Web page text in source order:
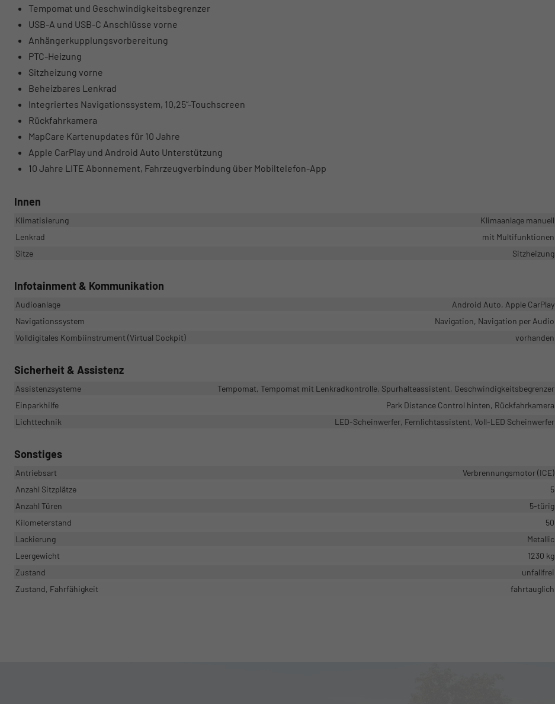
Tempomat und Geschwindigkeitsbegrenzer
USB-A und USB-C Anschlüsse vorne
Anhängerkupplungsvorbereitung
PTC-Heizung
Sitzheizung vorne
Beheizbares Lenkrad
Integriertes Navigationssystem, 10,25“-Touchscreen
Rückfahrkamera
MapCare Kartenupdates für 10 Jahre
Apple CarPlay und Android Auto Unterstützung
10 Jahre LITE Abonnement, Fahrzeugverbindung über Mobiltelefon-App
Innen
Klimatisierung
Klimaanlage manuell
Lenkrad
mit Multifunktionen
Sitze
Sitzheizung
Infotainment & Kommunikation
Audioanlage
Android Auto, Apple CarPlay
Navigationssystem
Navigation, Navigation per Audio
Volldigitales Kombiinstrument (Virtual Cockpit)
vorhanden
Sicherheit & Assistenz
Assistenzsysteme
Tempomat, Tempomat mit Lenkradkontrolle, Spurhalteassistent, Geschwindigkeitsbegrenzer
Einparkhilfe
Park Distance Control hinten, Rückfahrkamera
Lichttechnik
LED-Scheinwerfer, Fernlichtassistent, Voll-LED Scheinwerfer
Sonstiges
Antriebsart
Verbrennungsmotor (ICE)
Anzahl Sitzplätze
5
Anzahl Türen
5-türig
Kilometerstand
50
Lackierung
Metallic
Leergewicht
1230 kg
Zustand
unfallfrei
Zustand, Fahrfähigkeit
fahrtauglich